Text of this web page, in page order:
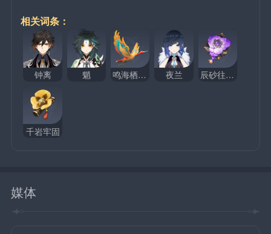
相关词条：
钟离 魈 鸣海栖霞真君 夜兰 辰砂往生录
千岩牢固
媒体